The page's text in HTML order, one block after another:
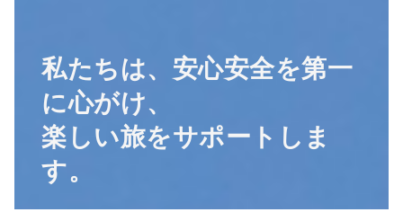
私たちは、安心安全を第一
に心がけ、
楽しい旅をサポートしま
す。